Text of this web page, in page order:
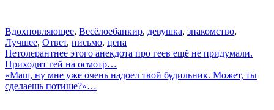
Вдохновляющее, Весёлоебанкир, девушка, знакомство,
Лучшее, Ответ, письмо, цена
Навигация
по
записям
Нетолерантнее этого анекдота про геев ещё не придумали.
Приходит гей на осмотр…
«Маш, ну мне уже очень надоел твой будильник. Может, ты
сделаешь потише?»…